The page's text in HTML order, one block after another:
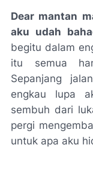
Dear mantan
aku udah
begitu dalam
itu semua
Sepanjang
engkau lupa
sembuh dari
pergi
untuk apa aku